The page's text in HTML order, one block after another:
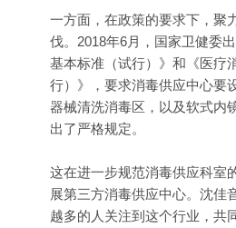
一方面，在政策的要求下，聚
伐。2018年6月，国家卫健委
基本标准（试行）》和《医疗
行）》，要求消毒供应中心要
器械清洗消毒区，以及软式内
出了严格规定。
这在进一步规范消毒供应科室
展第三方消毒供应中心。沈佳
越多的人关注到这个行业，共